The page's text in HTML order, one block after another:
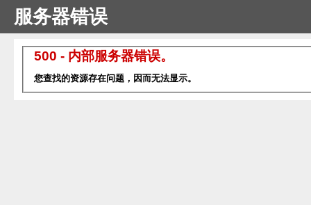
服务器错误
500 - 内部服务器错误。
您查找的资源存在问题，因而无法显示。